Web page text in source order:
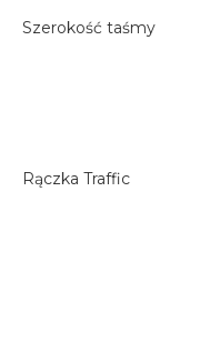
Szerokość taśmy
Rączka Traffic